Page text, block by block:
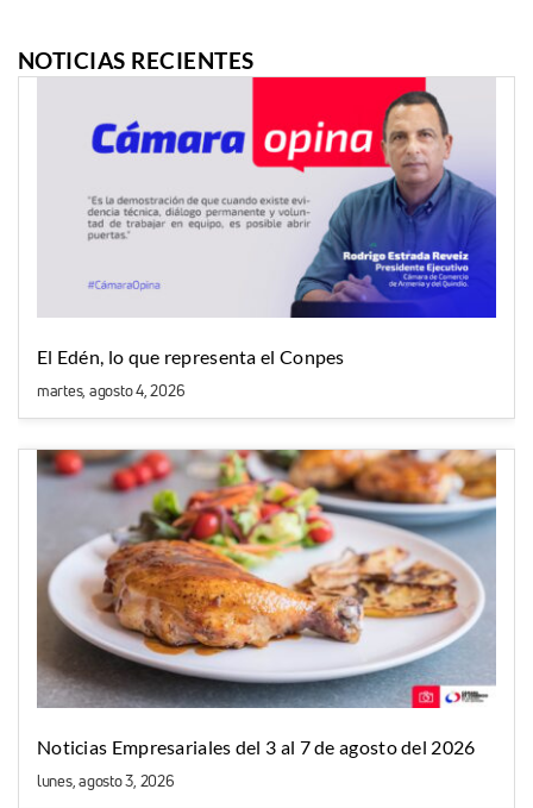
NOTICIAS RECIENTES
El Edén, lo que representa el Conpes
martes, agosto 4, 2026
Noticias Empresariales del 3 al 7 de agosto del 2026
lunes, agosto 3, 2026